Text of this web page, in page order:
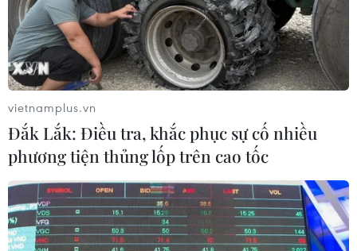
vietnamplus.vn
Đắk Lắk: Điều tra, khắc phục sự cố nhiều
phương tiện thủng lốp trên cao tốc